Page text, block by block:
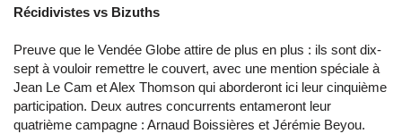
Récidivistes vs Bizuths
Preuve que le Vendée Globe attire de plus en plus : ils sont dix-
sept à vouloir remettre le couvert, avec une mention spéciale à
Jean Le Cam et Alex Thomson qui aborderont ici leur cinquième
participation. Deux autres concurrents entameront leur
quatrième campagne : Arnaud Boissières et Jérémie Beyou.